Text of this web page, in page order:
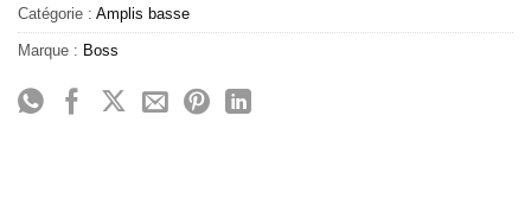
Catégorie : Amplis basse
Marque : Boss